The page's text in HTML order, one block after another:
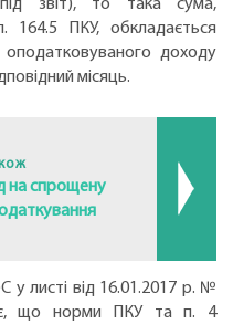
звіт), то така сума,
164.5 ПКУ, обкладається
доходу
місяць.
на спрощену
у листі від 16.01.2017 р. №
що норми ПКУ та п. 4